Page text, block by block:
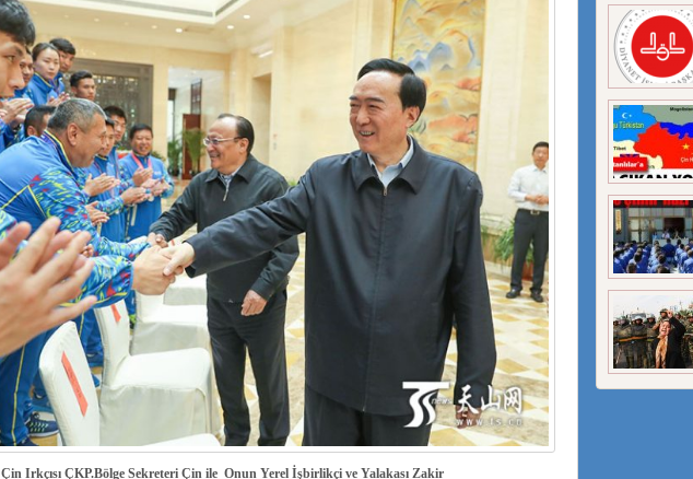
Çin Irkçısı ÇKP.Bölge Sekreteri Çin ile Onun Yerel İşbirlikçi ve Yalakası Zakir